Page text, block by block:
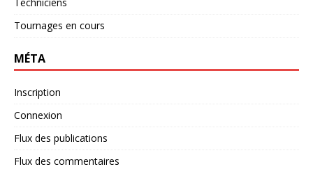
Tournages en cours
MÉTA
Inscription
Connexion
Flux des publications
Flux des commentaires